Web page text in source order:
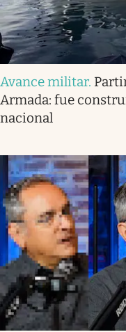
Avance militar.
Armada: fue
nacional